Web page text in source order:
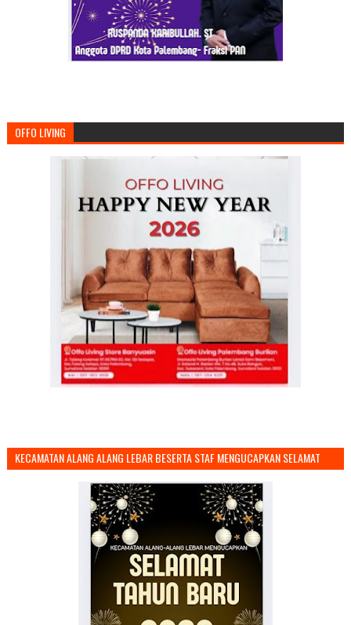
OFFO LIVING
KECAMATAN ALANG ALANG LEBAR BESERTA STAF MENGUCAPKAN SELAMAT